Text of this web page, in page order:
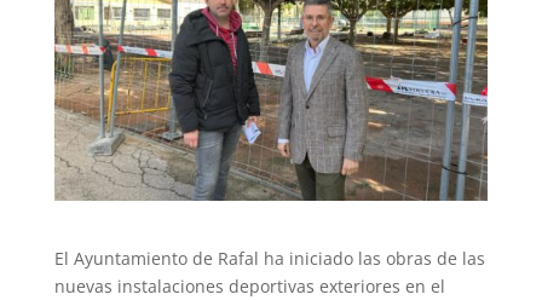
El Ayuntamiento de Rafal ha iniciado las obras de las
nuevas instalaciones deportivas exteriores en el